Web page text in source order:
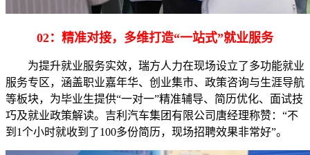
02：精准对接，多维打造“一站式”就业服务
为提升就业服务实效，瑞方人力在现场设立了多功能就业
服务专区，涵盖职业嘉年华、创业集市、政策咨询与生涯导航
等板块，为毕业生提供“一对一”精准辅导、简历优化、面试技
巧及就业政策解读。吉利汽车集团有限公司唐经理称赞：“不
到1个小时就收到了100多份简历，现场招聘效果非常好”。